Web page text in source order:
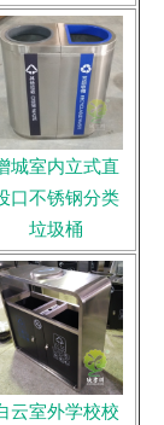
城室内立式直
口不锈钢分类
垃圾桶
云室外学校校